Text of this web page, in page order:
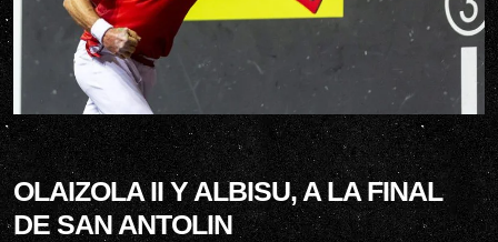
OLAIZOLA II Y ALBISU, A LA FINAL
DE SAN ANTOLIN